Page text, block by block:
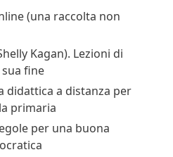
(una raccolta non
Kagan). Lezioni di
fine
didattica a distanza per
primaria
per una buona